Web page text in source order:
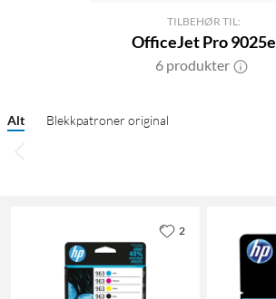
TILBEHØR TIL:
OfficeJet Pro 9025e
6 produkter
Alt Blekkpatroner original
2